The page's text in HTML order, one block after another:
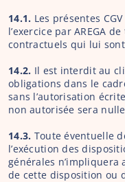
14.1. Les présentes
l’exercice par AREGA
contractuels qui lui
14.2. Il est interdit au
obligations dans le
sans l’autorisation
non autorisée sera
14.3. Toute éventuelle
l’exécution des
générales n’impliquera
de cette disposition ou